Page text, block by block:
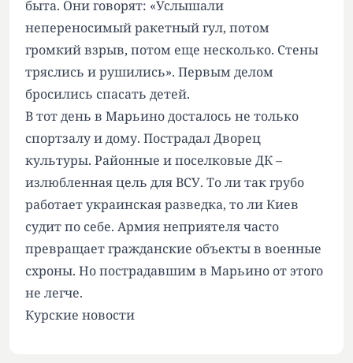
быта. Они говорят: «Услышали
непереносимый ракетный гул, потом
громкий взрыв, потом еще несколько. Стены
тряслись и рушились». Первым делом
бросились спасать детей.
В тот день в Марьино досталось не только
спортзалу и дому. Пострадал Дворец
культуры. Районные и поселковые ДК –
излюбленная цель для ВСУ. То ли так грубо
работает украинская разведка, то ли Киев
судит по себе. Армия неприятеля часто
превращает гражданские объекты в военные
схроны. Но пострадавшим в Марьино от этого
не легче.
Курские новости